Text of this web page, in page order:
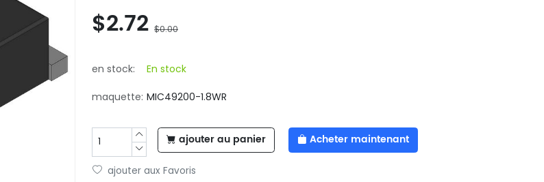
$2.72 $0.00
en stock: En stock
maquette: MIC49200-1.8WR
ajouter au panier Acheter maintenant
ajouter aux Favoris